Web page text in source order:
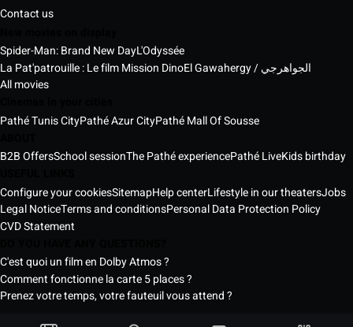
Contact us
Spider-Man: Brand New DayL'Odyssée
La Pat'patrouille : Le film Mission Dino
El Gawahergy / الجواهرجي
All movies
Pathé Tunis CityPathé Azur CityPathé Mall Of Sousse
B2B OffersSchool sessionThe Pathé experiencePathé LiveKids birthday
Configure your cookiesSitemapHelp centerLifestyle in our theatersJobs
Legal NoticeTerms and conditionsPersonal Data Protection Policy
CVD Statement
C'est quoi un film en Dolby Atmos ?
Comment fonctionne la carte 5 places ?
Prenez votre temps, votre fauteuil vous attend ?